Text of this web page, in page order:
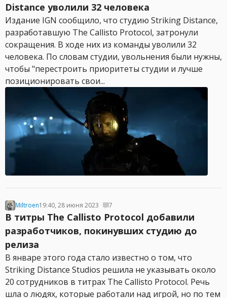
Distance уволили 32 человека
Издание IGN сообщило, что студию Striking Distance,
разработавшую The Callisto Protocol, затронули
сокращения. В ходе них из команды уволили 32
человека. По словам студии, увольнения были нужны,
чтобы "перестроить приоритеты студии и лучше
позиционировать свои...
Miltroen19:40, 28 июня 2023 7
В титры The Callisto Protocol добавили
разработчиков, покинувших студию до
релиза
В январе этого года стало известно о том, что
Striking Distance Studios решила не указывать около
20 сотрудников в титрах The Callisto Protocol. Речь
шла о людях, которые работали над игрой, но по тем